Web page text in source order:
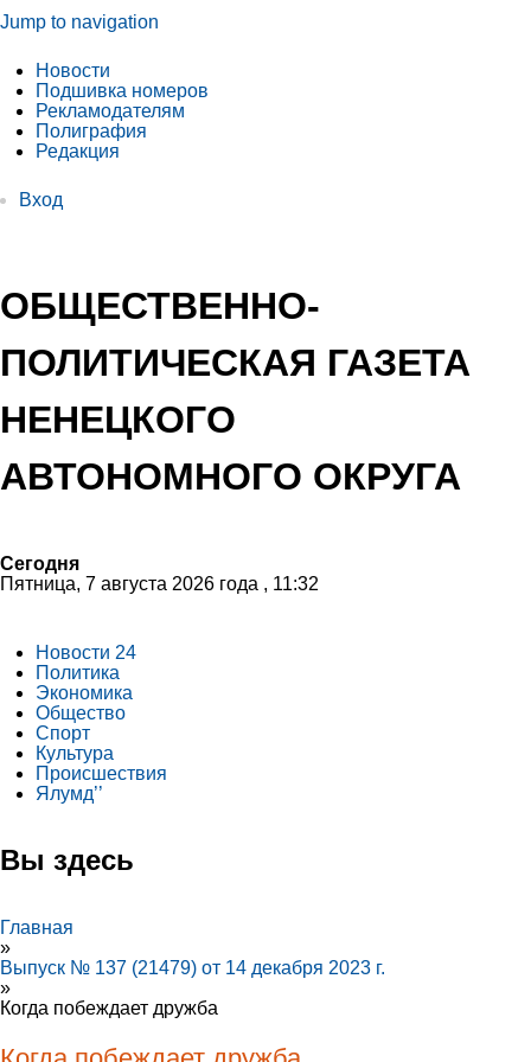
Jump to navigation
Новости
Подшивка номеров
Рекламодателям
Полиграфия
Редакция
Вход
ОБЩЕСТВЕННО-
ПОЛИТИЧЕСКАЯ ГАЗЕТА
НЕНЕЦКОГО
АВТОНОМНОГО ОКРУГА
Сегодня
Пятница, 7 августа 2026 года , 11:32
Новости 24
Политика
Экономика
Общество
Спорт
Культура
Происшествия
Ялумд’’
Вы здесь
Главная
»
Выпуск № 137 (21479) от 14 декабря 2023 г.
»
Когда побеждает дружба